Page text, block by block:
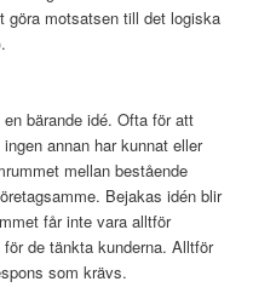
göra motsatsen till det logiska
bärande idé. Ofta för att
annan har kunnat eller
mellan bestående
Bejakas idén blir
får inte vara alltför
de tänkta kunderna. Alltför
som krävs.